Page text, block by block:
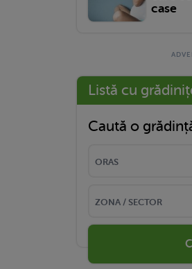
case
Listă cu
Caută o